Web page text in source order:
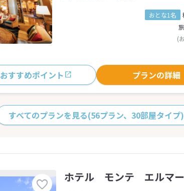
おとな1名
(
おすすめポイント プランの詳細
すべてのプランを見る(56プラン、30部屋タイプ)
ホテル モンテ エルマ